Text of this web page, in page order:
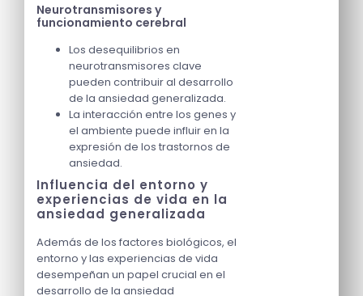
Neurotransmisores y
funcionamiento cerebral
Los desequilibrios en
neurotransmisores clave
pueden contribuir al desarrollo
de la ansiedad generalizada.
La interacción entre los genes y
el ambiente puede influir en la
expresión de los trastornos de
ansiedad.
Influencia del entorno y
experiencias de vida en la
ansiedad generalizada
Además de los factores biológicos, el
entorno y las experiencias de vida
desempeñan un papel crucial en el
desarrollo de la ansiedad